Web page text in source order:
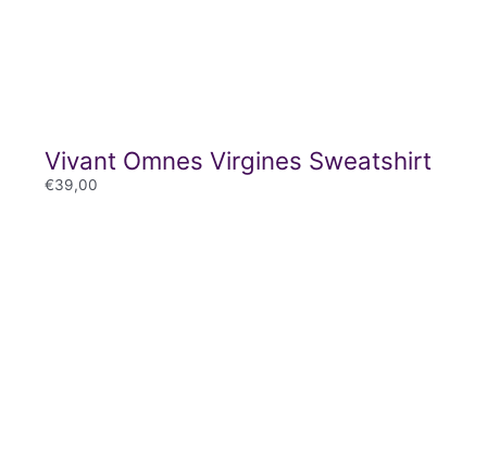
Vivant Omnes Virgines Sweatshirt
€39,00